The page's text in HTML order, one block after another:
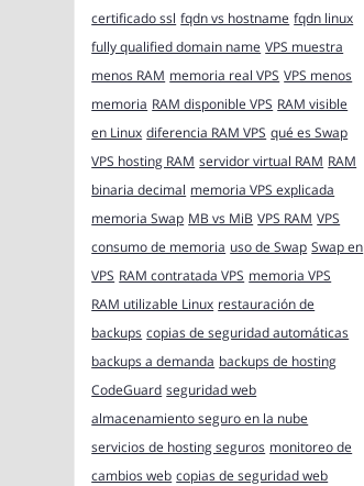
certificado ssl fqdn vs hostname fqdn linux
fully qualified domain name VPS muestra
menos RAM memoria real VPS VPS menos
memoria RAM disponible VPS RAM visible
en Linux diferencia RAM VPS qué es Swap
VPS hosting RAM servidor virtual RAM RAM
binaria decimal memoria VPS explicada
memoria Swap MB vs MiB VPS RAM VPS
consumo de memoria uso de Swap Swap en
VPS RAM contratada VPS memoria VPS
RAM utilizable Linux restauración de
backups copias de seguridad automáticas
backups a demanda backups de hosting
CodeGuard seguridad web
almacenamiento seguro en la nube
servicios de hosting seguros monitoreo de
cambios web copias de seguridad web